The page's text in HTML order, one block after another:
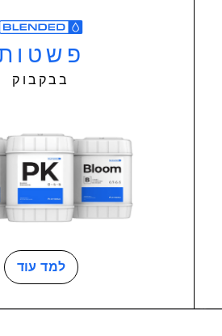
בבקבוק
למד עוד